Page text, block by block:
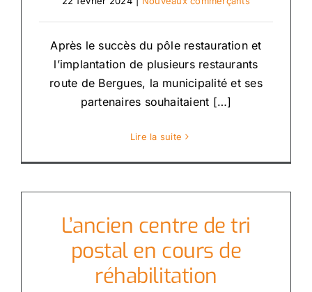
Après le succès du pôle restauration et
l’implantation de plusieurs restaurants
route de Bergues, la municipalité et ses
partenaires souhaitaient […]
Lire la suite
L’ancien centre de tri
postal en cours de
réhabilitation